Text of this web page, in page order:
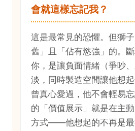
會就這樣忘記我？
這是最常見的恐懼。但獅
舊」且「佔有慾強」的。
你，是讓負面情緒（爭吵
淡，同時製造空間讓他想
曾真心愛過，他不會輕易
的「價值展示」就是在主
方式——他想起的不再是最